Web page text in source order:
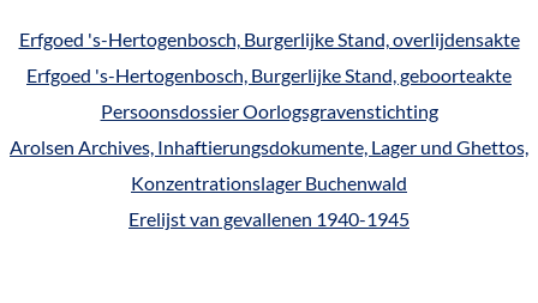
Erfgoed 's-Hertogenbosch, Burgerlijke Stand, overlijdensakte
Erfgoed 's-Hertogenbosch, Burgerlijke Stand, geboorteakte
Persoonsdossier Oorlogsgravenstichting
Arolsen Archives, Inhaftierungsdokumente, Lager und Ghettos,
Konzentrationslager Buchenwald
Erelijst van gevallenen 1940-1945